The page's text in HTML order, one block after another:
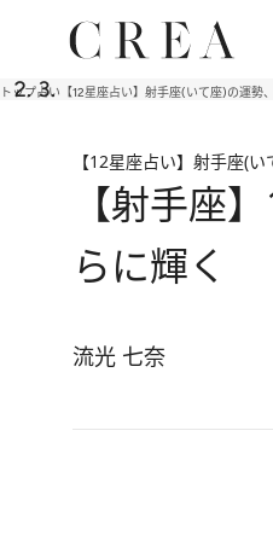
トップ占い 【12星座占い】射手座(いて座)の運勢
【12星座占い】射手座(
【射手座
らに輝く
流光 七奈